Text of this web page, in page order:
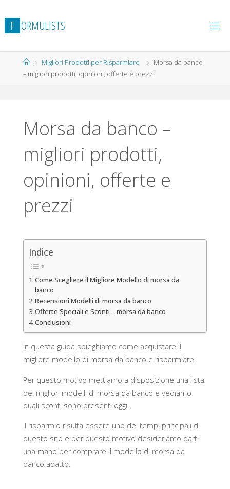
al
contenuto
F ORMULISTS
HomeMigliori Prodotti per Risparmiare
Morsa da banco
– migliori prodotti, opinioni, offerte e prezzi
Morsa da banco –
migliori prodotti,
opinioni, offerte e
prezzi
Indice
Come Scegliere il Migliore Modello di morsa da
banco
Recensioni Modelli di morsa da banco
Offerte Speciali e Sconti – morsa da banco
Conclusioni
in questa guida spieghiamo come acquistare il
migliore modello di morsa da banco e risparmiare.
Per questo motivo mettiamo a disposizione una lista
dei migliori modelli di morsa da banco e vediamo
quali sconti sono presenti oggi.
Il risparmio risulta essere uno dei tempi principali di
questo sito e per questo motivo desideriamo darti
una mano per comprare il modello di morsa da
banco adatto.